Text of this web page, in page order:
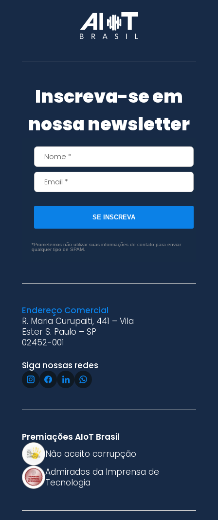
Inscreva-se em
nossa newsletter
SE INSCREVA
*Prometemos não utilizar suas informações de contato para enviar
qualquer tipo de SPAM.
Endereço Comercial
R. Maria Curupaiti, 441 – Vila
Ester S. Paulo – SP
02452-001
Siga nossas redes
Premiações AIoT Brasil
Não aceito corrupção
Admirados da Imprensa de
Tecnologia